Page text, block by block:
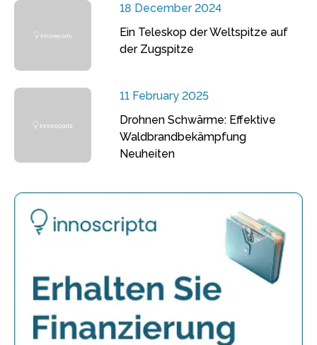
18 December 2024
Ein Teleskop der Weltspitze auf
der Zugspitze
11 February 2025
Drohnen Schwärme: Effektive
Waldbrandbekämpfung
Neuheiten